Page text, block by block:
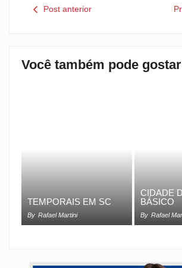
Post anterior
Você também pode
TEMPORAIS EM SC
By Rafael Martini
CIDADE
BÁSICO
By Rafael